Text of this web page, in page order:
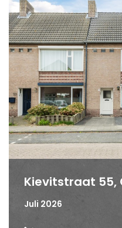
Kievitstraat 55,
Juli 2026